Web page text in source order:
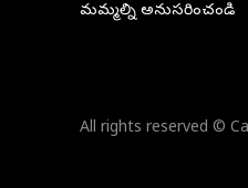
మమ్మల్ని అనుసరించండి
All rights reserved ©